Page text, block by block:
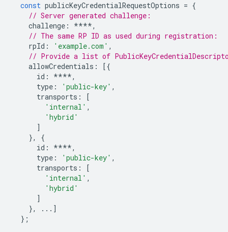
const publicKeyCredentialRequestOptions = {
// Server generated challenge:
challenge : ****,
// The same RP ID as used during registration:
rpId : 'example.com' ,
// Provide a list of
allowCredentials :
[{
id : ****,
type : 'public-key' ,
transports :
[
'internal' ,
'hybrid'
]
},
{
id : ****,
type : 'public-key' ,
transports :
[
'internal' ,
'hybrid'
]
},
...]
};